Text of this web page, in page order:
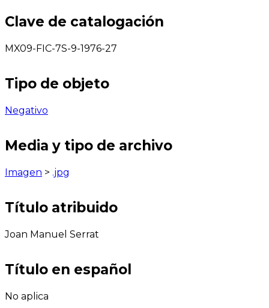
Clave de catalogación
MX09-FIC-7S-9-1976-27
Tipo de objeto
Negativo
Media y tipo de archivo
Imagen > .jpg
Título atribuido
Joan Manuel Serrat
Título en español
No aplica